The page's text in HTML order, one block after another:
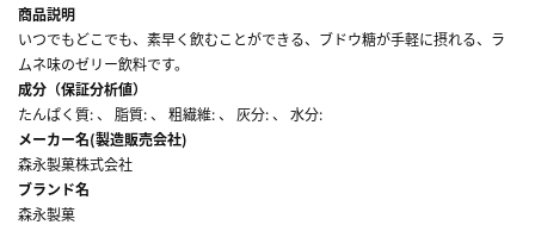
商品説明
いつでもどこでも、素早く飲むことができる、ブドウ糖が手軽に摂れる、ラ
ムネ味のゼリー飲料です。
成分（保証分析値）
たんぱく質: 、 脂質: 、 粗繊維: 、 灰分: 、 水分:
メーカー名(製造販売会社)
森永製菓株式会社
ブランド名
森永製菓